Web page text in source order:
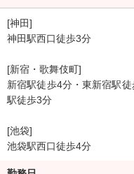
[神田]
神田駅西口徒歩3分
[新宿・歌舞伎町]
新宿駅徒歩4分・東新宿駅
駅徒歩3分
[池袋]
池袋駅西口徒歩4分